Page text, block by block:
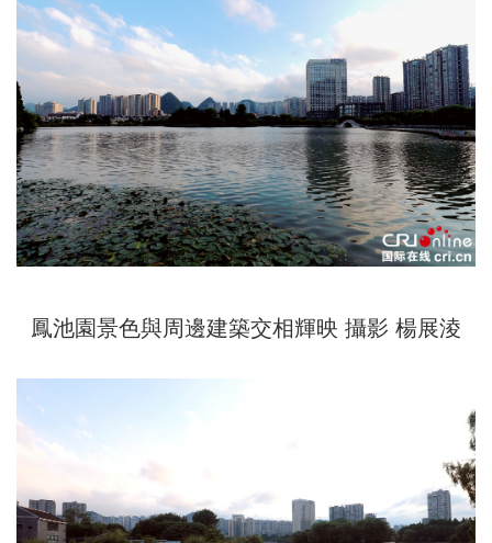
鳳池園景色與周邊建築交相輝映 攝影 楊展淩